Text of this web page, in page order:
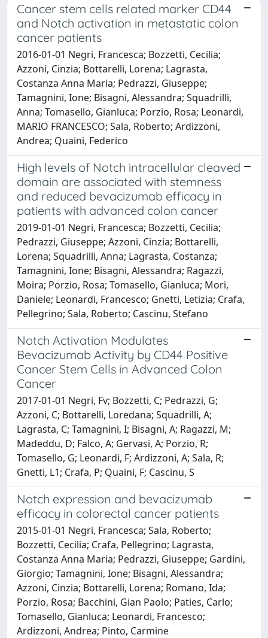
Cancer stem cells related marker CD44
and Notch activation in metastatic colon
cancer patients
2016-01-01 Negri, Francesca; Bozzetti, Cecilia;
Azzoni, Cinzia; Bottarelli, Lorena; Lagrasta,
Costanza Anna Maria; Pedrazzi, Giuseppe;
Tamagnini, Ione; Bisagni, Alessandra; Squadrilli,
Anna; Tomasello, Gianluca; Porzio, Rosa; Leonardi,
MARIO FRANCESCO; Sala, Roberto; Ardizzoni,
Andrea; Quaini, Federico
High levels of Notch intracellular cleaved
domain are associated with stemness
and reduced bevacizumab efficacy in
patients with advanced colon cancer
2019-01-01 Negri, Francesca; Bozzetti, Cecilia;
Pedrazzi, Giuseppe; Azzoni, Cinzia; Bottarelli,
Lorena; Squadrilli, Anna; Lagrasta, Costanza;
Tamagnini, Ione; Bisagni, Alessandra; Ragazzi,
Moira; Porzio, Rosa; Tomasello, Gianluca; Mori,
Daniele; Leonardi, Francesco; Gnetti, Letizia; Crafa,
Pellegrino; Sala, Roberto; Cascinu, Stefano
Notch Activation Modulates
Bevacizumab Activity by CD44 Positive
Cancer Stem Cells in Advanced Colon
Cancer
2017-01-01 Negri, Fv; Bozzetti, C; Pedrazzi, G;
Azzoni, C; Bottarelli, Loredana; Squadrilli, A;
Lagrasta, C; Tamagnini, I; Bisagni, A; Ragazzi, M;
Madeddu, D; Falco, A; Gervasi, A; Porzio, R;
Tomasello, G; Leonardi, F; Ardizzoni, A; Sala, R;
Gnetti, L1; Crafa, P; Quaini, F; Cascinu, S
Notch expression and bevacizumab
efficacy in colorectal cancer patients
2015-01-01 Negri, Francesca; Sala, Roberto;
Bozzetti, Cecilia; Crafa, Pellegrino; Lagrasta,
Costanza Anna Maria; Pedrazzi, Giuseppe; Gardini,
Giorgio; Tamagnini, Ione; Bisagni, Alessandra;
Azzoni, Cinzia; Bottarelli, Lorena; Romano, Ida;
Porzio, Rosa; Bacchini, Gian Paolo; Paties, Carlo;
Tomasello, Gianluca; Leonardi, Francesco;
Ardizzoni, Andrea; Pinto, Carmine